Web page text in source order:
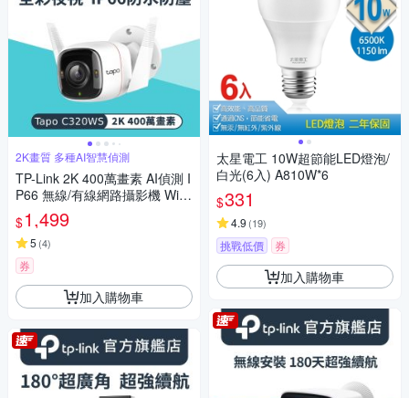
2K畫質 多種AI智慧偵測
TP-Link 2K 400萬畫素 AI偵測 I
P66 無線/有線網路攝影機 WiFi
監視器 IPCAM (雙向語音/全彩
夜視/Tapo C320WS)
$1,499
5 (4)
券
加入購物車
太星電工 10W超節能LED燈泡/
白光(6入) A810W*6
$331
4.9 (19)
挑戰低價 券
加入購物車